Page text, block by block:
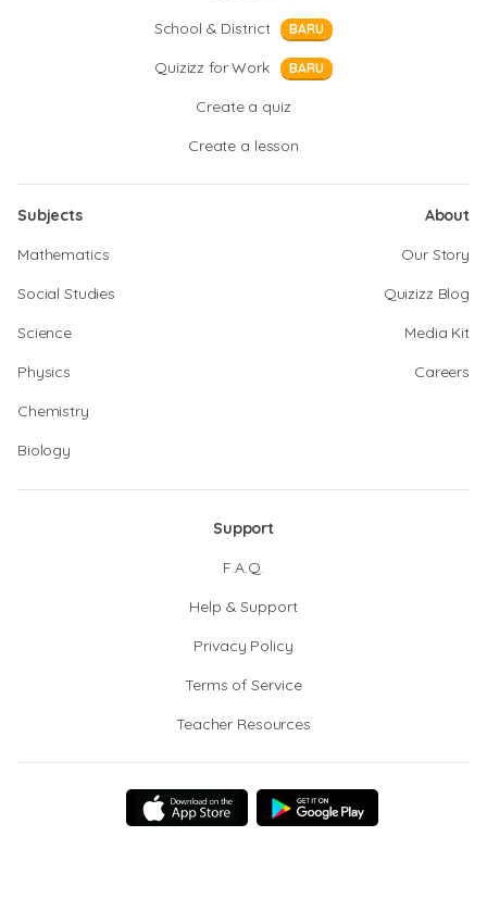
School & District
BARU
Quizizz for Work BARU
Create a quiz
Create a lesson
Subjects
Mathematics
Social Studies
Science
Physics
Chemistry
Biology
About
Our Story
Quizizz Blog
Media Kit
Careers
Support
F.A.Q.
Help & Support
Privacy Policy
Terms of Service
Teacher Resources